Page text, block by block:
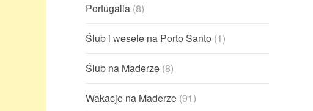
Portugalia (8)
Ślub i wesele na Porto Santo (1)
Ślub na Maderze (8)
Wakacje na Maderze (91)